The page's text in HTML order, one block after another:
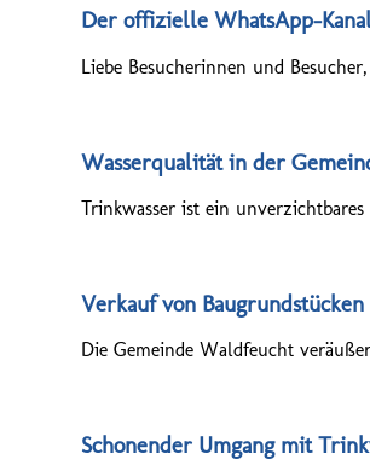
Der offizielle WhatsApp-
Liebe Besucherinnen und
Wasserqualität in der
Trinkwasser ist ein
Verkauf von
Die Gemeinde Waldfeucht
Schonender Umgang mit